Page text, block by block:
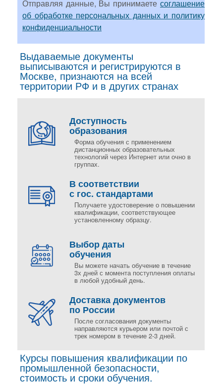
Отправляя данные, Вы принимаете соглашение
об обработке персональных данных и политику
конфиденциальности
Выдаваемые документы
выписываются и регистрируются в
Москве, признаются на всей
территории РФ и в других странах
Доступность
образования
Форма обучения с применением
дистанционных образовательных
технологий через Интернет или очно в
группах.
В соответствии
с гос. стандартами
Получаете удостоверение о повышении
квалификации, соответствующее
установленному образцу.
Выбор даты
обучения
Вы можете начать обучение в течение
3х дней с момента поступления оплаты
в любой удобный день.
Доставка документов
по России
После согласования документы
направляются курьером или почтой с
трек номером в течение 2-3 дней.
Курсы повышения квалификации по
промышленной безопасности,
стоимость и сроки обучения.